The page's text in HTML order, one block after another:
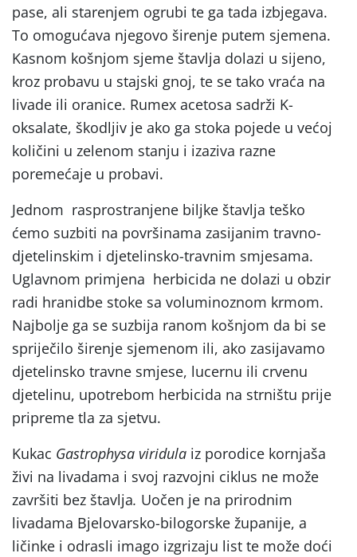
pase, ali starenjem ogrubi te ga tada izbjegava.
To omogućava njegovo širenje putem sjemena.
Kasnom košnjom sjeme štavlja dolazi u sijeno,
kroz probavu u stajski gnoj, te se tako vraća na
livade ili oranice. Rumex acetosa sadrži K-
oksalate, škodljiv je ako ga stoka pojede u većoj
količini u zelenom stanju i izaziva razne
poremećaje u probavi.
Jednom rasprostranjene biljke štavlja teško
ćemo suzbiti na površinama zasijanim travno-
djetelinskim i djetelinsko-travnim smjesama.
Uglavnom primjena herbicida ne dolazi u obzir
radi hranidbe stoke sa voluminoznom krmom.
Najbolje ga se suzbija ranom košnjom da bi se
spriječilo širenje sjemenom ili, ako zasijavamo
djetelinsko travne smjese, lucernu ili crvenu
djetelinu, upotrebom herbicida na strništu prije
pripreme tla za sjetvu.
Kukac Gastrophysa viridula iz porodice kornjaša
živi na livadama i svoj razvojni ciklus ne može
završiti bez štavlja. Uočen je na prirodnim
livadama Bjelovarsko-bilogorske županije, a
ličinke i odrasli imago izgrizaju list te može doći